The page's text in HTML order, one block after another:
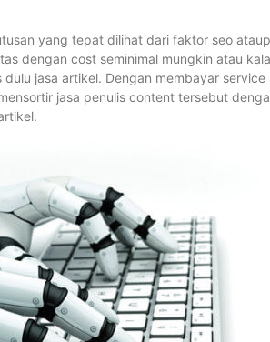
yang tepat dilihat dari faktor seo
dengan cost seminimal mungkin atau
jasa artikel. Dengan membayar
jasa penulis content tersebut